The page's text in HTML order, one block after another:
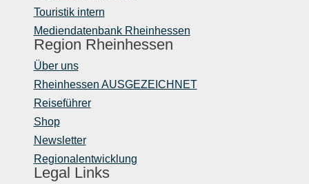
Touristik intern
Mediendatenbank Rheinhessen
Region Rheinhessen
Über uns
Rheinhessen AUSGEZEICHNET
Reiseführer
Shop
Newsletter
Regionalentwicklung
Legal Links